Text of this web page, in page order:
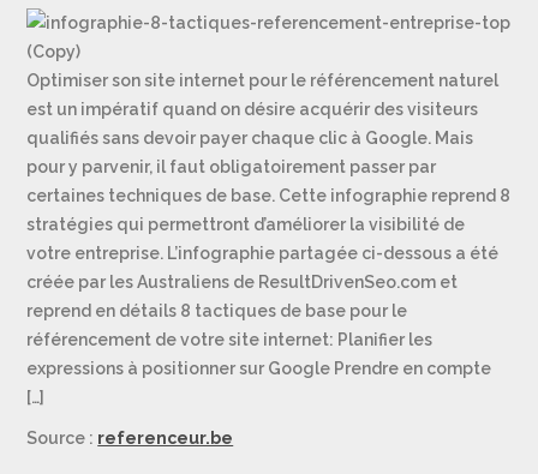
Optimiser son site internet pour le référencement naturel
est un impératif quand on désire acquérir des visiteurs
qualifiés sans devoir payer chaque clic à Google. Mais
pour y parvenir, il faut obligatoirement passer par
certaines techniques de base. Cette infographie reprend 8
stratégies qui permettront d’améliorer la visibilité de
votre entreprise. L’infographie partagée ci-dessous a été
créée par les Australiens de ResultDrivenSeo.com et
reprend en détails 8 tactiques de base pour le
référencement de votre site internet: Planifier les
expressions à positionner sur Google Prendre en compte
[…]
Source : referenceur.be